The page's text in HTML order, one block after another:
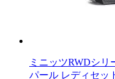
ミニッツRWDシリ
パール レディセッ